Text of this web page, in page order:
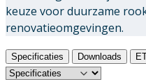
keuze voor duurzame
renovatieomgevingen.
Specificaties Downloads